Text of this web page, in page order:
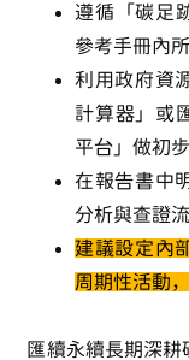
遵循「碳足
參考手冊內
利用政府資
計算器」或
平台」做初
在報告書中
分析與查證
建議設定內
周期性活動
匯續永續長期深